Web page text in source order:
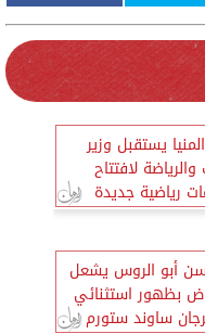
يستقبل وزير
لافتتاح
رياضية جديدة
أبو الروس يشعل
بظهور استثنائي
ساوند ستورم